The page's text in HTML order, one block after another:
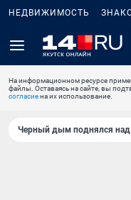
НЕДВИЖИМОСТЬ
На информационном ресурсе
файлы. Оставаясь на сайте, вы
согласиена их использование.
Черный дым поднялся над